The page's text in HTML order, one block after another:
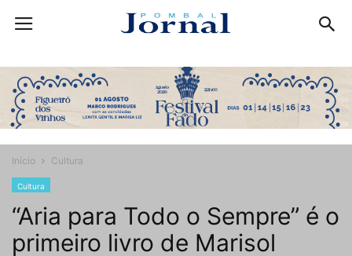
Início Cultura
Cultura
“Aria para Todo o Sempre” é o
primeiro livro de Marisol